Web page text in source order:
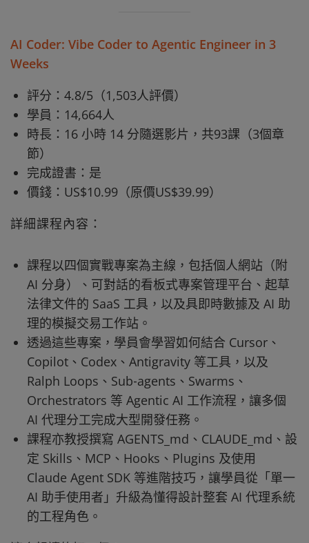
AI Coder: Vibe Coder to Agentic Engineer in 3
Weeks
評分：4.8/5（1,503人評價）
學員：14,664人
時長：16 小時 14 分隨選影片，共93課（3個章
節）
完成證書：是
價錢：US$10.99（原價US$39.99）
詳細課程內容：
課程以四個實戰專案為主線，包括個人網站（附
AI 分身）、可對話的看板式專案管理平台、起草
法律文件的 SaaS 工具，以及具即時數據及 AI 助
理的模擬交易工作站。
透過這些專案，學員會學習如何結合 Cursor、
Copilot、Codex、Antigravity 等工具，以及
Ralph Loops、Sub‑agents、Swarms、
Orchestrators 等 Agentic AI 工作流程，讓多個
AI 代理分工完成大型開發任務。
課程亦教授撰寫 AGENTS_md、CLAUDE_md、設
定 Skills、MCP、Hooks、Plugins 及使用
Claude Agent SDK 等進階技巧，讓學員從「單一
AI 助手使用者」升級為懂得設計整套 AI 代理系統
的工程角色。